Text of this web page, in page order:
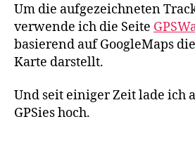
Um die aufgezeichneten
verwende ich die Seite
basierend auf GoogleMaps
Karte darstellt.
Und seit einiger Zeit lade ich
GPSies hoch.